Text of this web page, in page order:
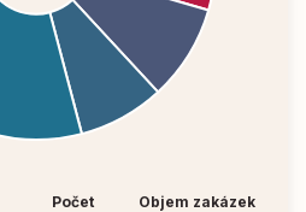
Počet
Objem zakázek